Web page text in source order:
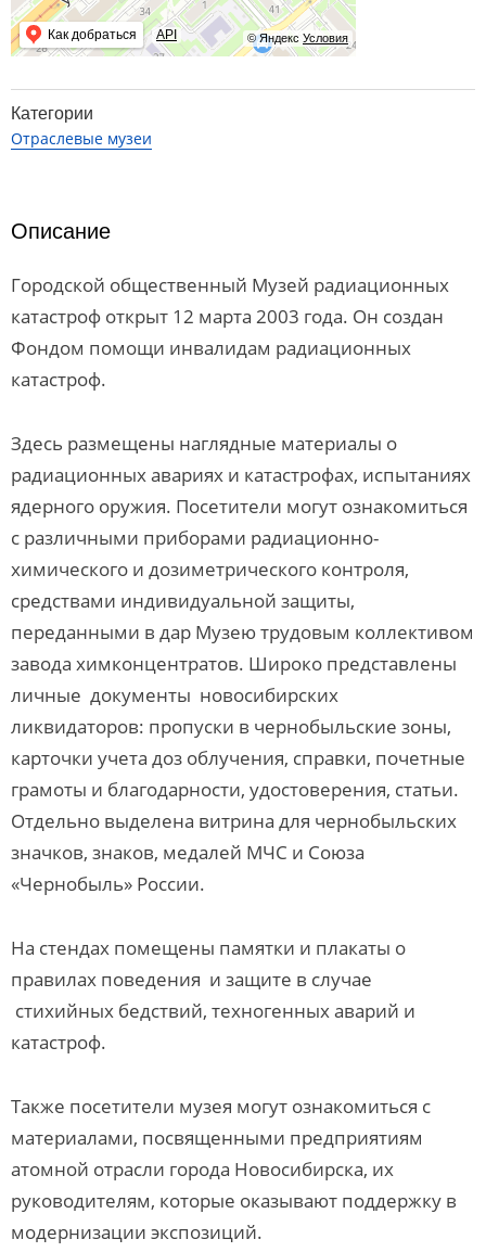
© Яндекс Условия
Как добраться API
Категории
Отраслевые музеи
Описание
Городской общественный Музей радиационных
катастроф открыт 12 марта 2003 года. Он создан
Фондом помощи инвалидам радиационных
катастроф.
Здесь размещены наглядные материалы о
радиационных авариях и катастрофах, испытаниях
ядерного оружия. Посетители могут ознакомиться
с различными приборами радиационно-
химического и дозиметрического контроля,
средствами индивидуальной защиты,
переданными в дар Музею трудовым коллективом
завода химконцентратов. Широко представлены
личные документы новосибирских
ликвидаторов: пропуски в чернобыльские зоны,
карточки учета доз облучения, справки, почетные
грамоты и благодарности, удостоверения, статьи.
Отдельно выделена витрина для чернобыльских
значков, знаков, медалей МЧС и Союза
«Чернобыль» России.
На стендах помещены памятки и плакаты о
правилах поведения и защите в случае
стихийных бедствий, техногенных аварий и
катастроф.
Также посетители музея могут ознакомиться с
материалами, посвященными предприятиям
атомной отрасли города Новосибирска, их
руководителям, которые оказывают поддержку в
модернизации экспозиций.